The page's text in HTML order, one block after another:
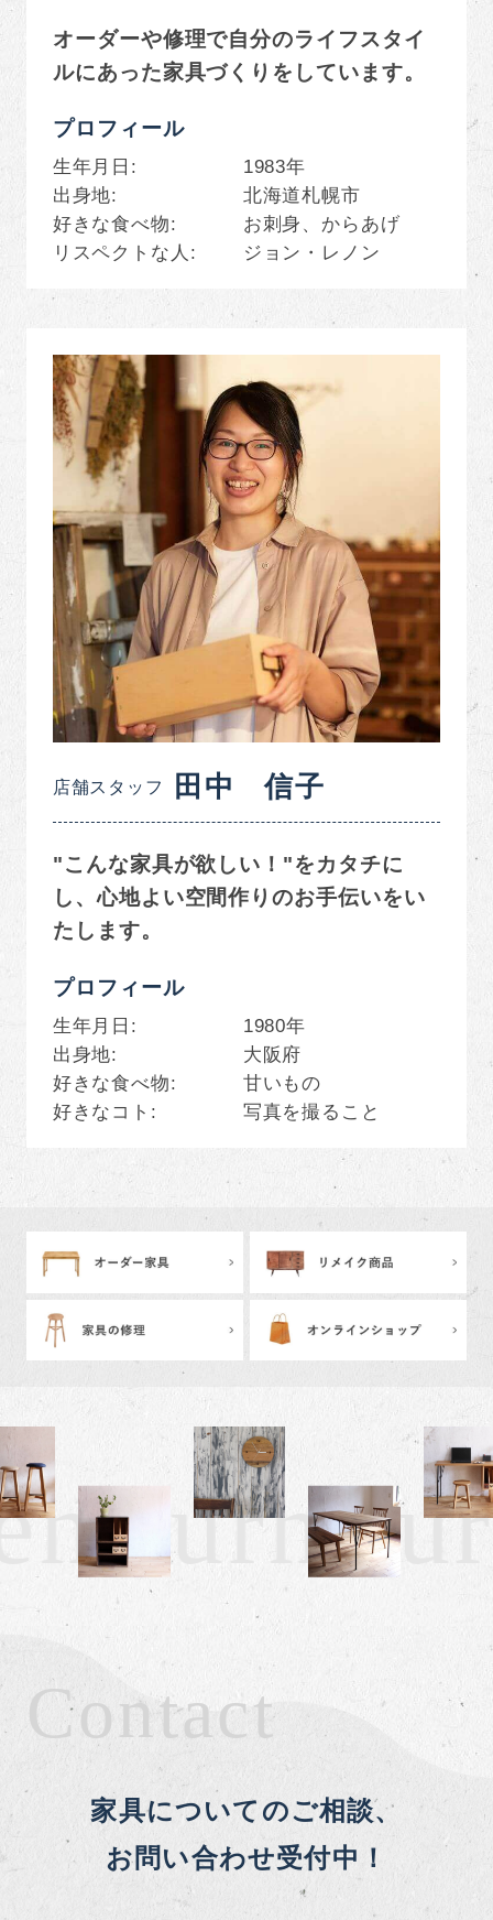
オーダーや修理で自分のライフスタイ
ルにあった家具づくりをしています。
プロフィール
生年月日
1983年
出身地
北海道札幌市
好きな食べ物
お刺身、からあげ
リスペクトな人
ジョン・レノン
店舗スタッフ 田中 信子
"こんな家具が欲しい！"をカタチに
し、心地よい空間作りのお手伝いをい
たします。
プロフィール
生年月日
1980年
出身地
大阪府
好きな食べ物
甘いもの
好きなコト
写真を撮ること
furniture
Contact
家具についてのご相談、
お問い合わせ受付中！